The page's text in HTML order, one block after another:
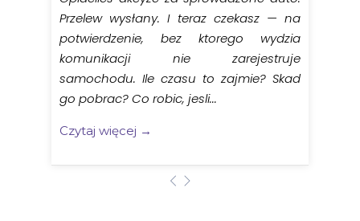
Przelew wysłany. I teraz czekasz — na
potwierdzenie, bez ktorego wydzia
komunikacji nie zarejestruje
samochodu. Ile czasu to zajmie? Skad
go pobrac? Co robic, jesli...
Czytaj więcej →